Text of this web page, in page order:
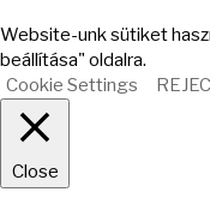
Website-unk sütiket
beállítása" oldalra.
Cookie Settings
Close